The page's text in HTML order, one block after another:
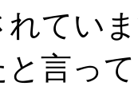
てい
言っ